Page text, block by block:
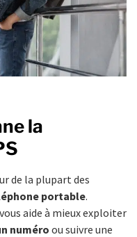
la
de la plupart des
portable.
aide à mieux exploiter
numéro ou suivre une